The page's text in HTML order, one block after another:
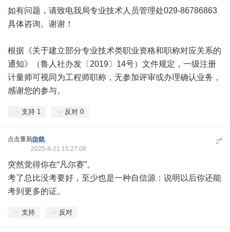
如有问题，请致电我局专业技术人员管理处029-86786863
具体咨询。谢谢！
根据《关于建立部分专业技术类职业资格和职称对应关系的
通知》（鲁人社办发〔2019〕14号）文件规定，一级注册
计量师可视同为工程师职称，无参加评审或办理确认业务，
感谢您的参与。
支持 1 反对 0
点击重新加载 2#
成精
2025-8-21 15:27:08
突然觉得你在“凡尔赛”。
考了总比没考要好，至少也是一种自信源：说明以后你还能
考到更多的证。
支持 反对